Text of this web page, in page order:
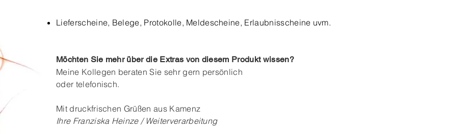
Lieferscheine, Belege, Protokolle, Meldescheine, Erlaubnisscheine uvm.
Möchten Sie mehr über die Extras von diesem Produkt wissen?
Meine Kollegen beraten Sie sehr gern persönlich
oder telefonisch.
Mit druckfrischen Grüßen aus Kamenz
Ihre Franziska Heinze / Weiterverarbeitung